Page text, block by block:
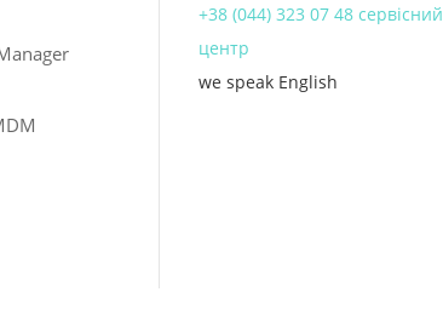
+38 (044) 323 07 48 сервісний
центр
we speak English